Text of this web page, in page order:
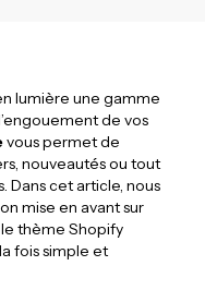
lumière une gamme
de vos
vous permet de
nouveautés ou tout
Dans cet article, nous
mise en avant sur
thème Shopify
fois simple et